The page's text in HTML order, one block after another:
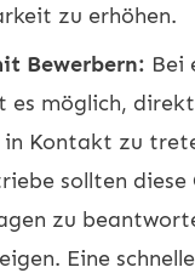
zu erhöhen.
Bewerbern: Bei
es möglich,
Kontakt zu
sollten diese
zu
Eine